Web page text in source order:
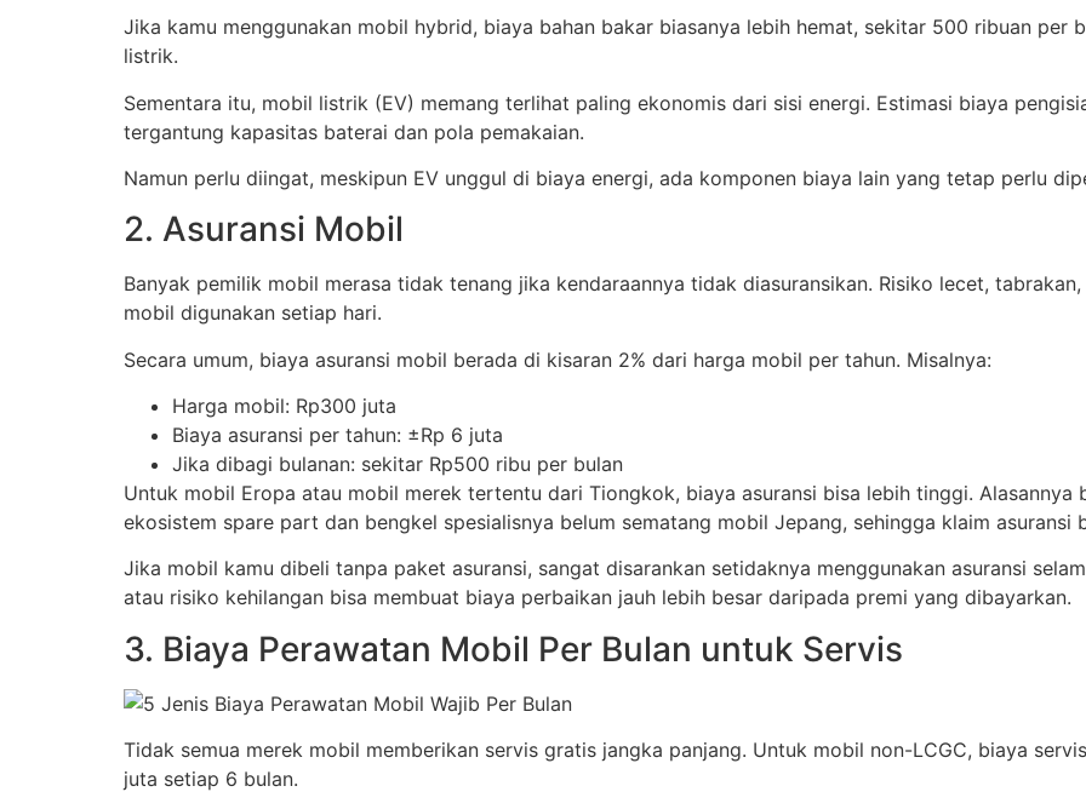
Jika kamu menggunakan mobil hybrid, biaya bahan bakar biasanya lebih hemat, sekitar 500 ribuan per
listrik.
Sementara itu, mobil listrik (EV) memang terlihat paling ekonomis dari sisi energi. Estimasi biaya
tergantung kapasitas baterai dan pola pemakaian.
Namun perlu diingat, meskipun EV unggul di biaya energi, ada komponen biaya lain yang tetap perlu
2. Asuransi Mobil
Banyak pemilik mobil merasa tidak tenang jika kendaraannya tidak diasuransikan. Risiko lecet,
mobil digunakan setiap hari.
Secara umum, biaya asuransi mobil berada di kisaran 2% dari harga mobil per tahun. Misalnya:
Harga mobil: Rp300 juta
Biaya asuransi per tahun: ±Rp 6 juta
Jika dibagi bulanan: sekitar Rp500 ribu per bulan
Untuk mobil Eropa atau mobil merek tertentu dari Tiongkok, biaya asuransi bisa lebih tinggi. Alasannya
ekosistem spare part dan bengkel spesialisnya belum sematang mobil Jepang, sehingga klaim asuransi
Jika mobil kamu dibeli tanpa paket asuransi, sangat disarankan setidaknya menggunakan asuransi
atau risiko kehilangan bisa membuat biaya perbaikan jauh lebih besar daripada premi yang dibayarkan.
3. Biaya Perawatan Mobil Per Bulan untuk Servis
Tidak semua merek mobil memberikan servis gratis jangka panjang. Untuk mobil non-LCGC, biaya
juta setiap 6 bulan.